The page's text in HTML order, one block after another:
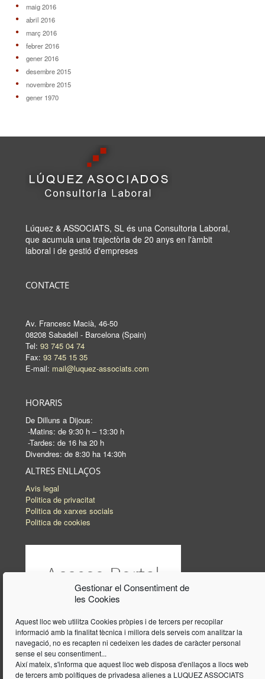
Gestionar el Consentiment de
les Cookies
Aquest lloc web utilitza Cookies pròpies i de tercers per recopilar
informació amb la finalitat tècnica i millora dels serveis com analitzar la
navegació, no es recapten ni cedeixen les dades de caràcter personal
sense el seu consentiment...
Així mateix, s'informa que aquest lloc web disposa d'enllaços a llocs web
de tercers amb polítiques de privadesa alienes a LUQUEZ ASSOCIATS
maig 2016
abril 2016
març 2016
febrer 2016
gener 2016
desembre 2015
novembre 2015
gener 1970
Lúquez & ASSOCIATS, SL és una Consultoria Laboral,
que acumula una trajectòria de 20 anys en l'àmbit
laboral i de gestió d'empreses
CONTACTE
Av. Francesc Macià, 46-50
08208 Sabadell - Barcelona (Spain)
Tel: 93 745 04 74
Fax: 93 745 15 35
E-mail: mail@luquez-associats.com
HORARIS
De Dilluns a Dijous:
-Matins: de 9:30 h – 13:30 h
-Tardes: de 16 ha 20 h
Divendres: de 8:30 ha 14:30h
ALTRES ENLLAÇOS
Avis legal
Politica de privacitat
Politica de xarxes socials
Politica de cookies